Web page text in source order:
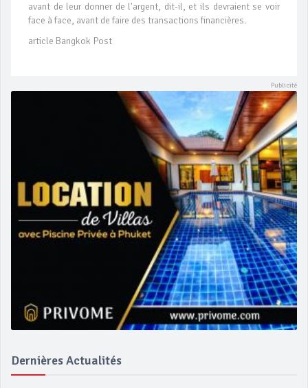
avant de leur donner de l'argent, dit-il, et ils devraient se voir
face à face, avant de faire des transactions financières.
article Bangkok Post
Dernières Actualités